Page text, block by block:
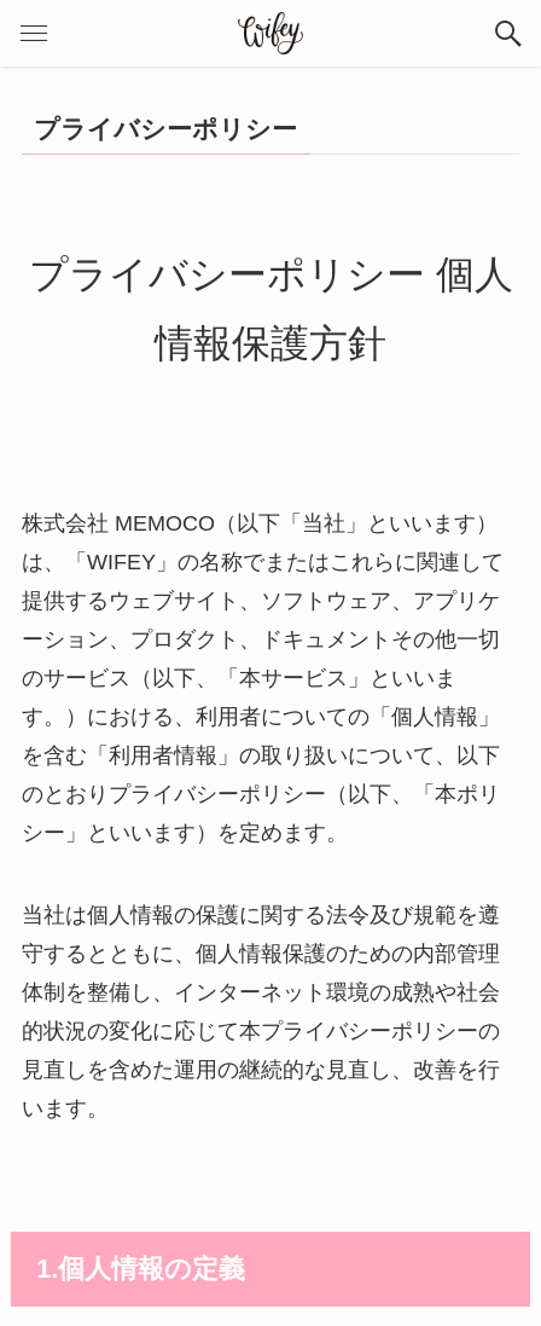
プライバシーポリシー
プライバシーポリシー 個人
情報保護方針
株式会社 MEMOCO（以下「当社」といいます）
は、「WIFEY」の名称でまたはこれらに関連して
提供するウェブサイト、ソフトウェア、アプリケ
ーション、プロダクト、ドキュメントその他一切
のサービス（以下、「本サービス」といいま
す。）における、利用者についての「個人情報」
を含む「利用者情報」の取り扱いについて、以下
のとおりプライバシーポリシー（以下、「本ポリ
シー」といいます）を定めます。
当社は個人情報の保護に関する法令及び規範を遵
守するとともに、個人情報保護のための内部管理
体制を整備し、インターネット環境の成熟や社会
的状況の変化に応じて本プライバシーポリシーの
見直しを含めた運用の継続的な見直し、改善を行
います。
1.個人情報の定義